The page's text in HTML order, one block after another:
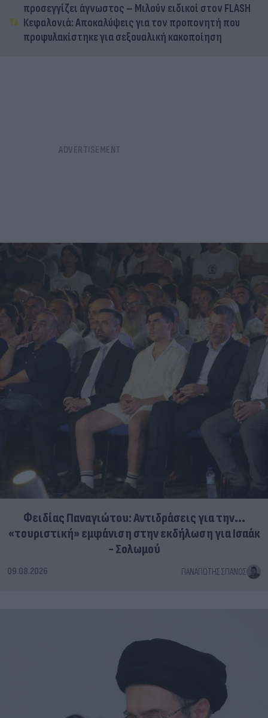
προσεγγίζει άγνωστος – Μιλούν ειδικοί στον FLASH
Κεφαλονιά: Αποκαλύψεις για τον προπονητή που
προφυλακίστηκε για σεξουαλική κακοποίηση
Φειδίας Παναγιώτου: Αντιδράσεις για την...
«τουριστική» εμφάνιση στην εκδήλωση για Ισαάκ
- Σολωμού
09.08.2026 ΠΑΝΑΓΙΏΤΗΣ ΣΠΑΝΌΣ